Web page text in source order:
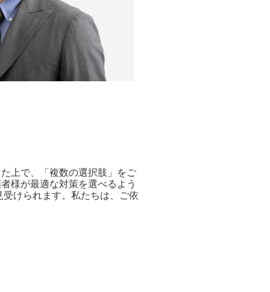
上で、「複数の選択肢」をご
様が最適な対策を選べるよう
けられます。私たちは、ご依